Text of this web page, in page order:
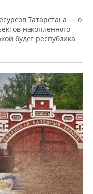
Татарстана — о
накопленного
будет республика